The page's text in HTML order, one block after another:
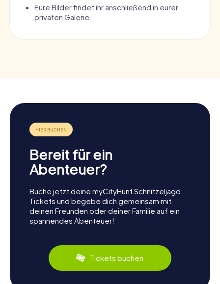
Eure Bilder findet ihr anschließend in eurer
privaten Galerie.
Bereit für ein
Abenteuer?
Buche jetzt deine myCityHunt Schnitzeljagd
Tickets und begebe dich gemeinsam mit
deinen Freunden oder deiner Familie auf ein
spannendes Abenteuer!
Tickets buchen